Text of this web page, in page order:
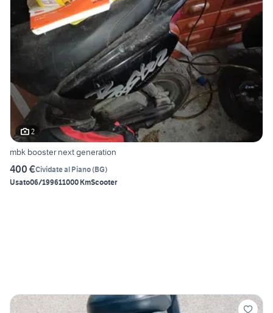
2
mbk booster next generation
400 €Cividate al Piano(BG)
Usato06/199611000 KmScooter